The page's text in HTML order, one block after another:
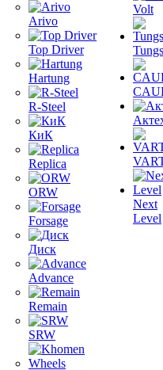
Arivo
Top Driver
Hartung
R-Steel
КиК
Replica
ORW
Forsage
Диск
Advance
Remain
SRW
Volt
Next
Level